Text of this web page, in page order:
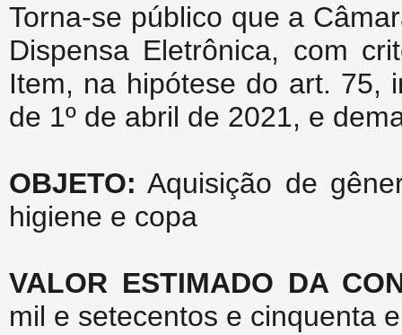
Torna-se público que a
Dispensa Eletrônica, com
Item, na hipótese do art. 75,
de 1º de abril de 2021, e
OBJETO: Aquisição de
higiene e copa
VALOR ESTIMADO DA
mil e setecentos e cinquenta